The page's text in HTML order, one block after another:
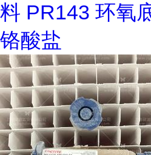
料 PR143 环氧
铬酸盐